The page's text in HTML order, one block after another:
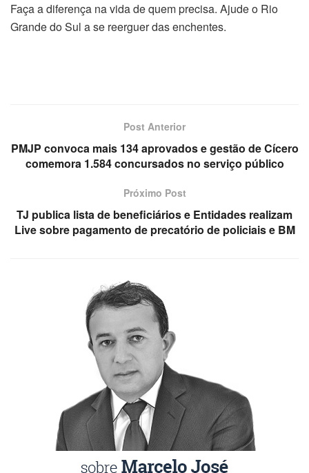
Faça a diferença na vida de quem precisa. Ajude o Rio
Grande do Sul a se reerguer das enchentes.
Post Anterior
PMJP convoca mais 134 aprovados e gestão de Cícero
comemora 1.584 concursados no serviço público
Próximo Post
TJ publica lista de beneficiários e Entidades realizam
Live sobre pagamento de precatório de policiais e BM